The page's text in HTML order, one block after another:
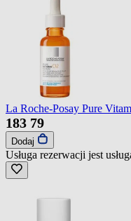
La Roche-Posay Pure
183 79
Dodaj
Usługa rezerwacji jest